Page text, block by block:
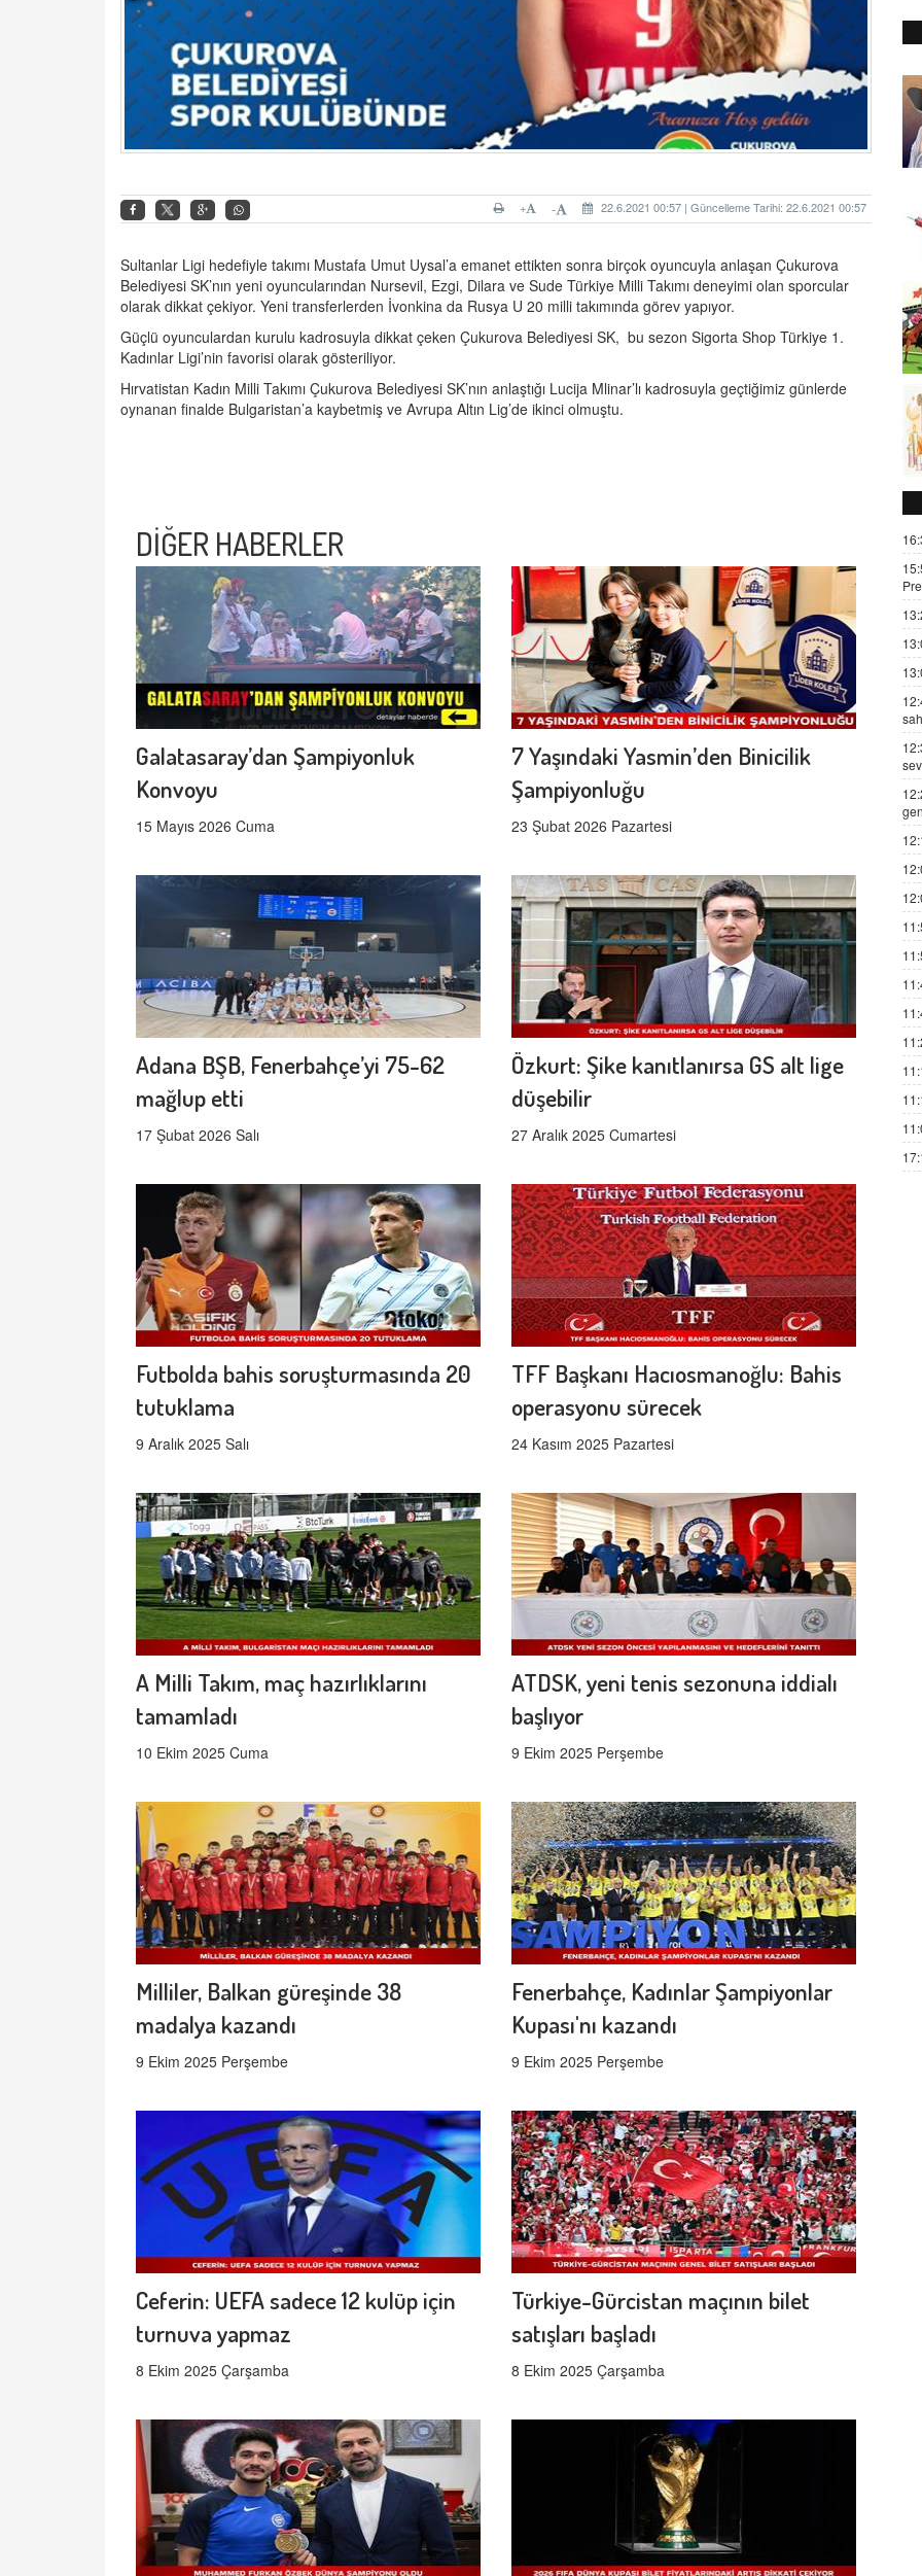
22.6.2021 00:57 | Güncelleme Tarihi: 22.6.2021 00:57
-
+
Sultanlar Ligi hedefiyle takımı Mustafa Umut Uysal’a emanet ettikten sonra birçok oyuncuyla anlaşan Çukurova
Belediyesi SK’nın yeni oyuncularından Nursevil, Ezgi, Dilara ve Sude Türkiye Milli Takımı deneyimi olan sporcular
olarak dikkat çekiyor. Yeni transferlerden İvonkina da Rusya U 20 milli takımında görev yapıyor.
Güçlü oyunculardan kurulu kadrosuyla dikkat çeken Çukurova Belediyesi SK, bu sezon Sigorta Shop Türkiye 1.
Kadınlar Ligi’nin favorisi olarak gösteriliyor.
Hırvatistan Kadın Milli Takımı Çukurova Belediyesi SK’nın anlaştığı Lucija Mlinar’lı kadrosuyla geçtiğimiz günlerde
oynanan finalde Bulgaristan’a kaybetmiş ve Avrupa Altın Lig’de ikinci olmuştu.
DİĞER HABERLER
Galatasaray’dan Şampiyonluk
Konvoyu
15 Mayıs 2026 Cuma
7 Yaşındaki Yasmin’den Binicilik
Şampiyonluğu
23 Şubat 2026 Pazartesi
Adana BŞB, Fenerbahçe’yi 75-62
mağlup etti
17 Şubat 2026 Salı
Özkurt: Şike kanıtlanırsa GS alt lige
düşebilir
27 Aralık 2025 Cumartesi
Futbolda bahis soruşturmasında 20
tutuklama
9 Aralık 2025 Salı
TFF Başkanı Hacıosmanoğlu: Bahis
operasyonu sürecek
24 Kasım 2025 Pazartesi
A Milli Takım, maç hazırlıklarını
tamamladı
10 Ekim 2025 Cuma
ATDSK, yeni tenis sezonuna iddialı
başlıyor
9 Ekim 2025 Perşembe
Milliler, Balkan güreşinde 38
madalya kazandı
9 Ekim 2025 Perşembe
Fenerbahçe, Kadınlar Şampiyonlar
Kupası'nı kazandı
9 Ekim 2025 Perşembe
Ceferin: UEFA sadece 12 kulüp için
turnuva yapmaz
8 Ekim 2025 Çarşamba
Türkiye-Gürcistan maçının bilet
satışları başladı
8 Ekim 2025 Çarşamba